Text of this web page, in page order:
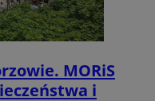
MORiS
i